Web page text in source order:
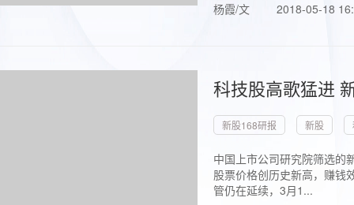
杨霞/文
2018-05-18
科技股高歌猛进
新股168研报 新股
中国上市公司研究院筛选的
股票价格创历史新高，赚钱
管仍在延续，3月1...